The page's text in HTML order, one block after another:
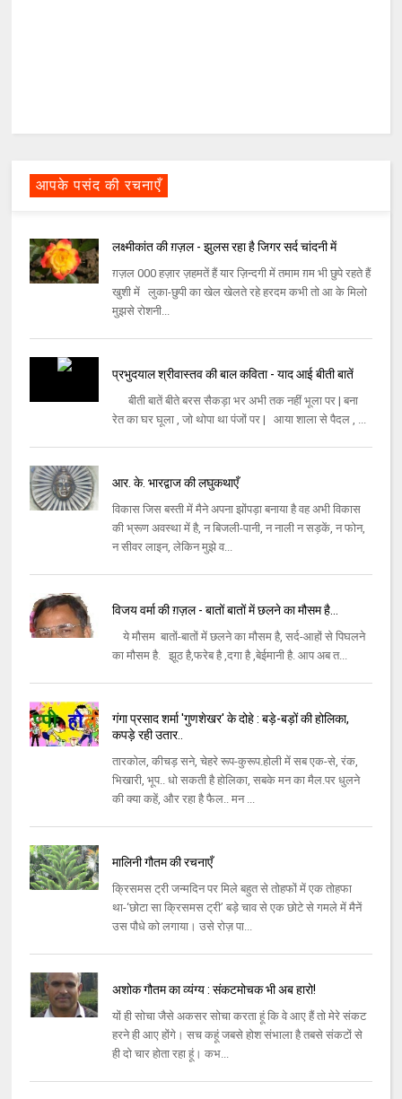
आपके पसंद की रचनाएँ
लक्ष्मीकांत की ग़ज़ल - झुलस रहा है जिगर सर्द चांदनी में
ग़ज़ल 000 हज़ार ज़हमतें हैं यार ज़िन्‍दगी में तमाम ग़म भी छुपे रहते हैं
खुशी में लुका-छुपी का खेल खेलते रहे हरदम कभी तो आ के मिलो
मुझसे रोशनी...
प्रभुदयाल श्रीवास्तव की बाल कविता - याद आई बीती बातें
बीती बातें बीते बरस सैकड़ा भर अभी तक नहीं भूला पर | बना
रेत का घर घूला , जो थोपा था पंजों पर | आया शाला से पैदल , ...
आर. के. भारद्वाज की लघुकथाएँ
विकास जिस बस्‍ती में मैने अपना झोंपड़ा बनाया है वह अभी विकास
की भ्रूण अवस्‍था में है, न बिजली-पानी, न नाली न सड़कें, न फोन,
न सीवर लाइन, लेकिन मुझे व...
विजय वर्मा की ग़ज़ल - बातों बातों में छलने का मौसम है...
ये मौसम बातों-बातों में छलने का मौसम है, सर्द-आहों से पिघलने
का मौसम है. झूठ है,फरेब है ,दगा है ,बेईमानी है. आप अब त...
गंगा प्रसाद शर्मा 'गुणशेखर' के दोहे : बड़े-बड़ों की होलिका,
कपड़े रही उतार..
तारकोल, कीचड़ सने, चेहरे रूप-कुरूप.होली में सब एक-से, रंक,
भिखारी, भूप.. धो सकती है होलिका, सबके मन का मैल.पर धुलने
की क्या कहें, और रहा है फैल.. मन ...
मालिनी गौतम की रचनाएँ
क्रिसमस ट्री जन्मदिन पर मिले बहुत से तोहफों में एक तोहफा
था-‘छोटा सा क्रिसमस ट्री’ बड़े चाव से एक छोटे से गमले में मैनें
उस पौधे को लगाया। उसे रोज़ पा...
अशोक गौतम का व्यंग्य : संकटमोचक भी अब हारो!
यों ही सोचा जैसे अकसर सोचा करता हूं कि वे आए हैं तो मेरे संकट
हरने ही आए होंगे। सच कहूं जबसे होश संभाला है तबसे संकटों से
ही दो चार होता रहा हूं। कभ...